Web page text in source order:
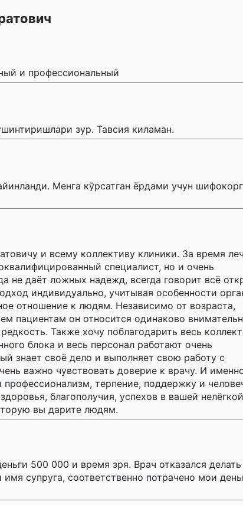
и профессиональный
зур. Тавсия киламан.
Менга кўрсатган ёрдами учун
и всему коллективу клиники. За время
специалист, но и очень
не даёт ложных надежд, всегда говорит всё
индивидуально, учитывая особенности
отношение к людям. Независимо от возраста,
пациентам он относится одинаково
Также хочу поблагодарить весь
блока и весь персонал работают очень
знает своё дело и выполняет свою работу с
важно чувствовать доверие к врачу. И
терпение, поддержку и
благополучия, успехов в вашей
вы дарите людям.
500 000 и время зря. Врач отказался
супруга, соответственно потрачено мои